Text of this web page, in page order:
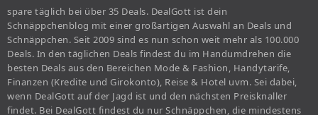
spare täglich bei über 35 Deals. DealGott ist dein
Schnäppchenblog mit einer großartigen Auswahl an Deals und
Schnäppchen. Seit 2009 sind es nun schon weit mehr als 100.000
Deals. In den täglichen Deals findest du im Handumdrehen die
besten Deals aus den Bereichen Mode & Fashion, Handytarife,
Finanzen (Kredite und Girokonto), Reise & Hotel uvm. Sei dabei,
wenn DealGott auf der Jagd ist und den nächsten Preisknaller
findet. Bei DealGott findest du nur Schnäppchen, die mindestens